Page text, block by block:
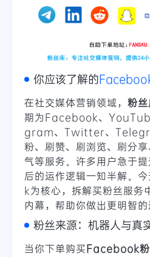
你应该了解的
在社交媒体营销领域， 粉丝
期为Facebook、
gram、Twitter、
粉、刷赞、刷浏览、刷分
气等服务。许多用户急于
后的运作逻辑一知半解。
k为核心，拆解买粉丝服务
内幕，帮助你做出更明智的
粉丝来源：机器人与真
当你下单购买Facebook